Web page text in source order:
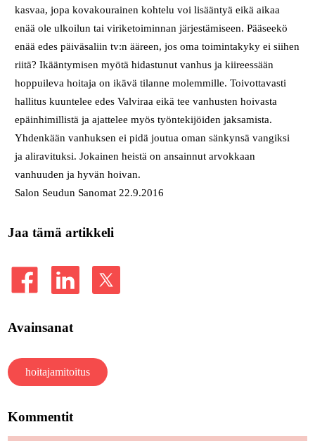
kasvaa, jopa kovakourainen kohtelu voi lisääntyä eikä aikaa
enää ole ulkoilun tai viriketoiminnan järjestämiseen. Pääseekö
enää edes päiväsaliin tv:n ääreen, jos oma toimintakyky ei siihen
riitä? Ikääntymisen myötä hidastunut vanhus ja kiireessään
hoppuileva hoitaja on ikävä tilanne molemmille. Toivottavasti
hallitus kuuntelee edes Valviraa eikä tee vanhusten hoivasta
epäinhimillistä ja ajattelee myös työntekijöiden jaksamista.
Yhdenkään vanhuksen ei pidä joutua oman sänkynsä vangiksi
ja aliravituksi. Jokainen heistä on ansainnut arvokkaan
vanhuuden ja hyvän hoivan.
Salon Seudun Sanomat 22.9.2016
Jaa tämä artikkeli
Avainsanat
hoitajamitoitus
Kommentit